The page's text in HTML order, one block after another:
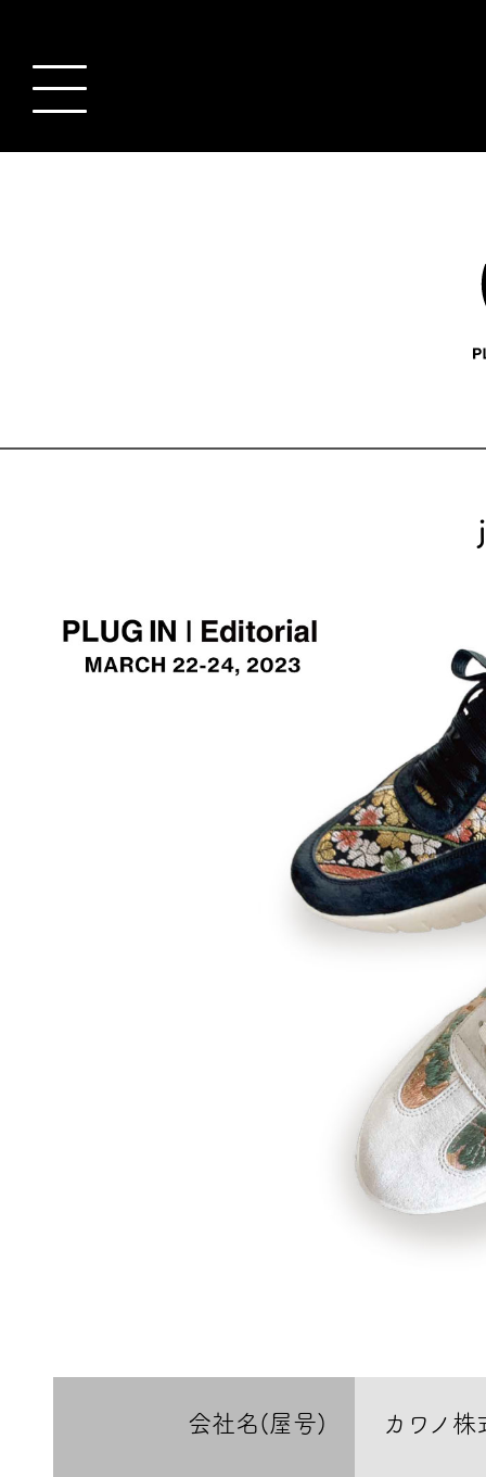
会社名(屋号) カワノ株